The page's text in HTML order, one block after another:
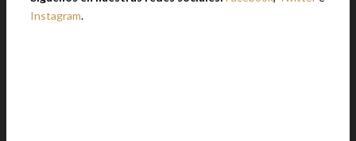
Instagram.